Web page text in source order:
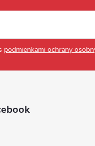
podmienkami ochrany